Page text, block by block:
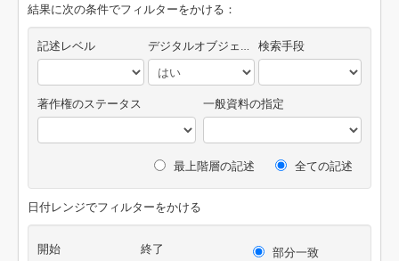
結果に次の条件でフィルターをかける：
記述レベル デジタルオブジェクトの有無 検索手段
著作権のステータス 一般資料の指定
最上階層の記述 全ての記述
日付レンジでフィルターをかける
開始 終了
部分一致